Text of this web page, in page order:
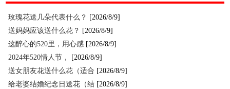
玫瑰花送几朵代表什么？ [2026/8/9]
送妈妈应该送什么花？ [2026/8/9]
这醉心的520里，用心感 [2026/8/9]
2024年520情人节，
[2026/8/9]
送女朋友花送什么花（适合 [2026/8/9]
给老婆结婚纪念日送花（结 [2026/8/9]